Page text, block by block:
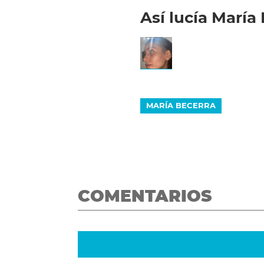
Así lucía María
MARÍA BECERRA
COMENTARIOS